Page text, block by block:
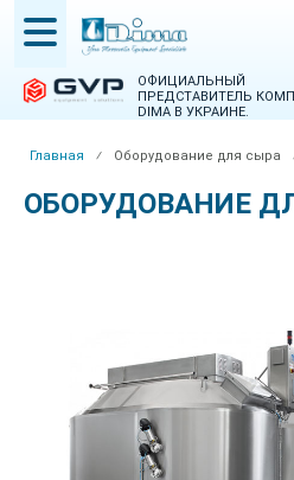
content
ОФИЦИАЛЬНЫЙ
ПРЕДСТАВИТЕЛЬ
DIMA В УКРАИНЕ.
Breadcrumb
Главная ⁄ Оборудование для сыра
ОБОРУДОВАНИЕ